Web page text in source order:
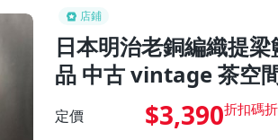
店鋪
日本明治老銅編織提
品 中古 vintage 茶空
定價 $3,390